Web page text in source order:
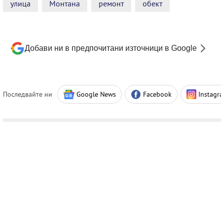
улица Монтана ремонт обект
Добави ни в предпочитани източници в Google
Последвайте ни Google News Facebook